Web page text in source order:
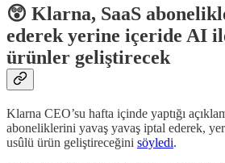
😲 Klarna, SaaS
ederek yerine içeride AI
ürünler geliştirecek
Klarna CEO’su hafta içinde yaptığı
aboneliklerini yavaş yavaş iptal ederek,
usûlü ürün geliştireceğini söyledi.